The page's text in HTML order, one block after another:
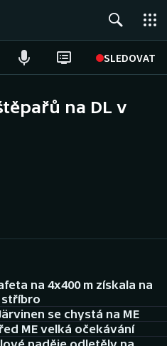
SLEDOVAT
na DL v
na 4x400 m získala na
stříbro
se chystá na ME
ME velká očekávání